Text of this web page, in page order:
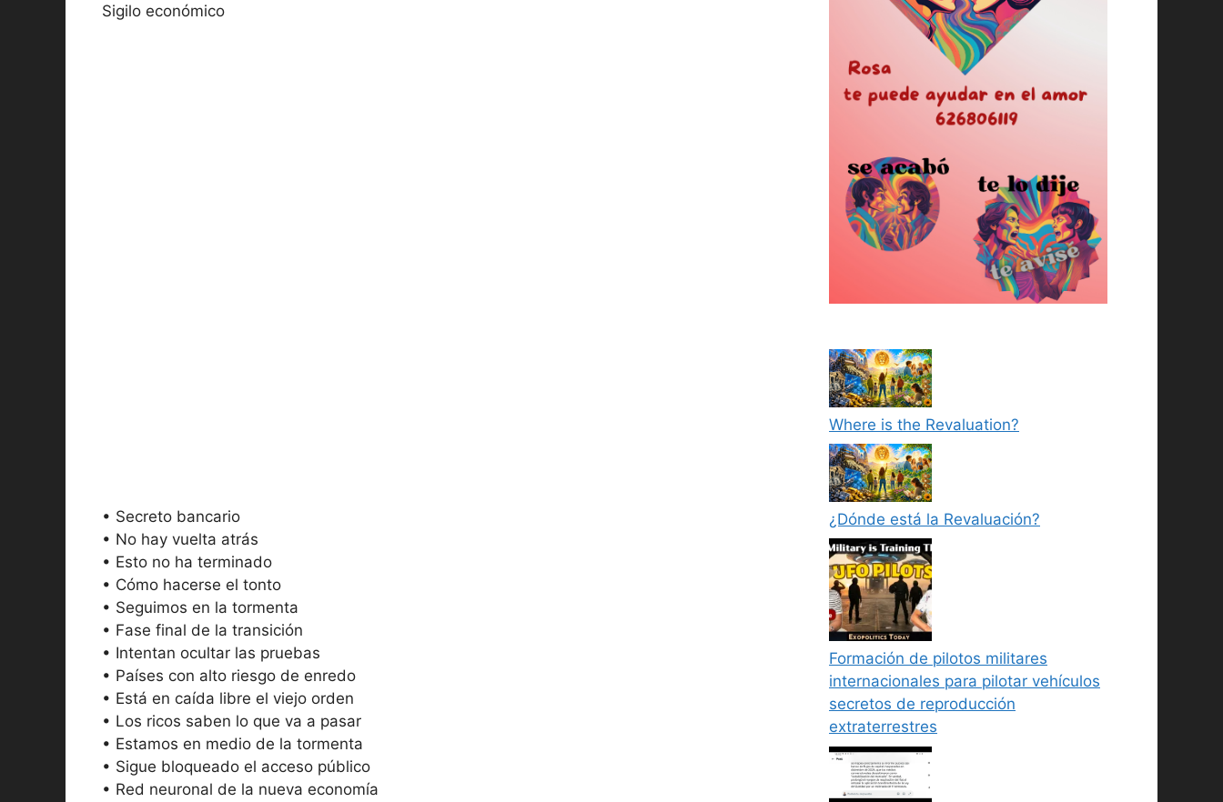
Sigilo económico
• Secreto bancario
• No hay vuelta atrás
• Esto no ha terminado
• Cómo hacerse el tonto
• Seguimos en la tormenta
• Fase final de la transición
• Intentan ocultar las pruebas
• Países con alto riesgo de enredo
• Está en caída libre el viejo orden
• Los ricos saben lo que va a pasar
• Estamos en medio de la tormenta
• Sigue bloqueado el acceso público
• Red neuronal de la nueva economía
Where is the Revaluation?
¿Dónde está la Revaluación?
Formación de pilotos militares
internacionales para pilotar vehículos
secretos de reproducción
extraterrestres